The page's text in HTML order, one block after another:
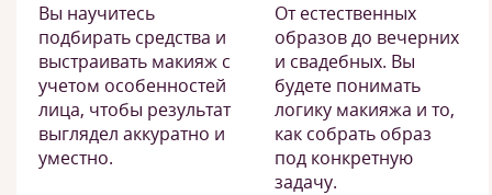
Вы научитесь
подбирать средства и
выстраивать макияж с
учетом особенностей
лица, чтобы результат
выглядел аккуратно и
уместно.
От естественных
образов до вечерних
и свадебных. Вы
будете понимать
логику макияжа и то,
как собрать образ
под конкретную
задачу.